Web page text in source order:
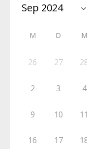
M D M
26 27
2 3 4
9 10 11
16 17